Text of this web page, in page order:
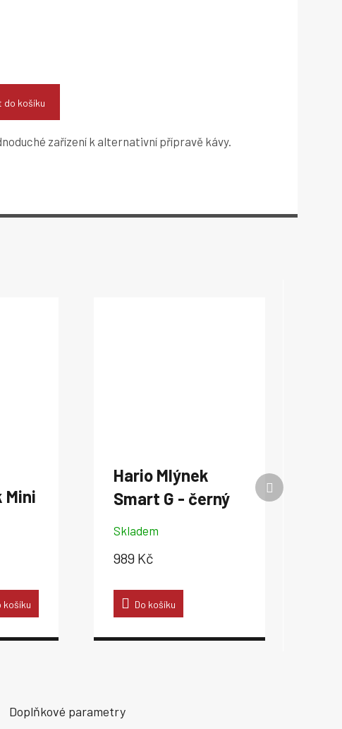
do košíku
zařízení k alternativní přípravě kávy.
Mini
košíku
Hario Mlýnek
Smart G - černý
Skladem
989 Kč
Do košíku
Další
produkt
Doplňkové parametry